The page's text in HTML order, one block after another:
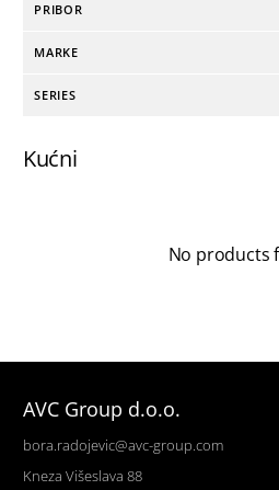
PRIBOR
MARKE
SERIES
Kućni
No products
AVC Group d.o.o.
bora.radojevic@avc-group.com
Kneza Višeslava 88